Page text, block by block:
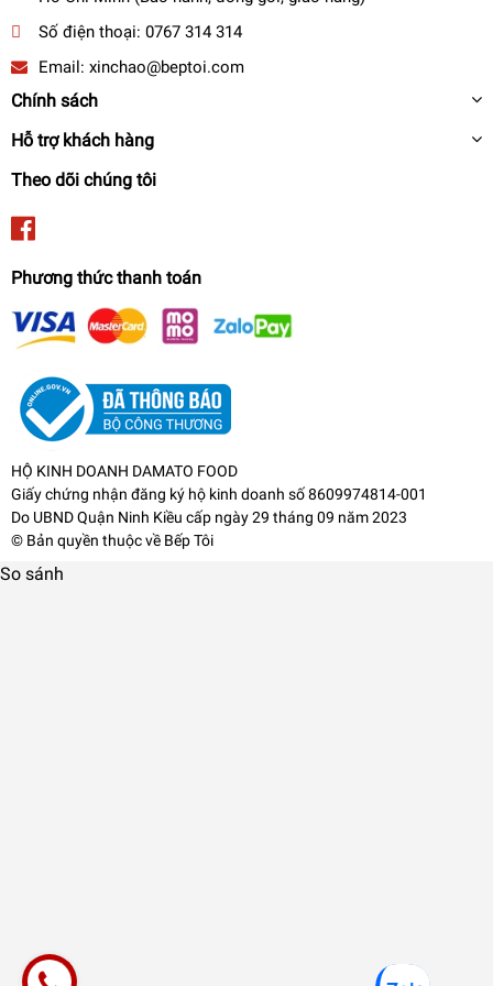
#nồichiênkhôngdầuperfect #lòchiênkhôngdầu
#nồichiênkhôngdầuferroli
#nênmuanồichiênkhôngdầuloạinào
#nồichiênkhôngdầupanasonic #giánồichiênkhôngdầu
Số điện thoại: 0767 314 314
Email: xinchao@beptoi.com
Chính sách
Hỗ trợ khách hàng
Theo dõi chúng tôi
Phương thức thanh toán
HỘ KINH DOANH DAMATO FOOD
Giấy chứng nhận đăng ký hộ kinh doanh số 8609974814-001
Do UBND Quận Ninh Kiều cấp ngày 29 tháng 09 năm 2023
© Bản quyền thuộc về Bếp Tôi
So sánh